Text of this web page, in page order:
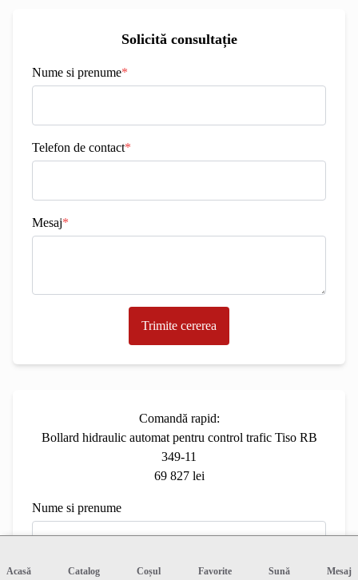
Solicită consultație
Nume si prenume*
Telefon de contact*
Mesaj*
Trimite cererea
Comandă rapid:
Bollard hidraulic automat pentru control trafic Tiso RB
349-11
69 827 lei
Nume si prenume
Acasă Catalog Coșul Favorite Sună Mesaj